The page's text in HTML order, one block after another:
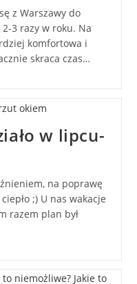
z Warszawy do
3 razy w roku. Na
komfortowa i
skraca czas…
w lipcu-
na poprawę
;) U nas wakacje
razem plan był